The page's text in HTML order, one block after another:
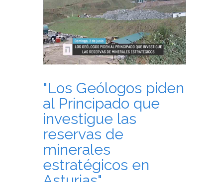
"Los Geólogos piden
al Principado que
investigue las
reservas de
minerales
estratégicos en